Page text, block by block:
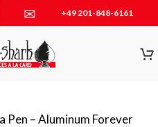
✉ +49 201-848-6161
Pen – Aluminum Forever